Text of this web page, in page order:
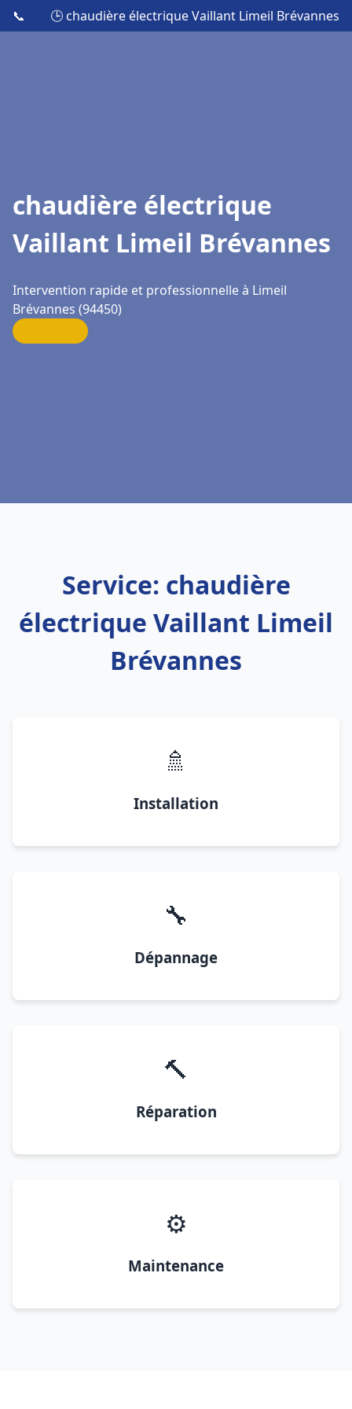
📞 🕒 chaudière électrique Vaillant Limeil Brévannes
chaudière électrique
Vaillant Limeil Brévannes
Intervention rapide et professionnelle à Limeil
Brévannes (94450)
Service: chaudière
électrique Vaillant Limeil
Brévannes
🚿
Installation
🔧
Dépannage
🔨
Réparation
⚙️
Maintenance